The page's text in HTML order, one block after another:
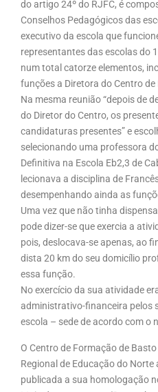
do artigo 24º do RJFC, é
Conselhos Pedagógicos das
executivo da escola que
representantes das escolas do
num total catorze elementos,
funções a Diretora do Centro
Na mesma reunião “depois de
do Diretor do Centro, os
candidaturas presentes” e
selecionando uma professora
Definitiva na Escola Eb2,3 de
lecionava a disciplina de
desempenhando ainda as
Uma vez que não tinha
pode dizer-se que exercia a
pois, deslocava-se apenas, ao
dista 20 km do seu domicílio
essa função.
No exercício da sua atividade
administrativo-financeira pelos
escola – sede de acordo com o
O Centro de Formação de
Regional de Educação do Norte
publicada a sua homologação